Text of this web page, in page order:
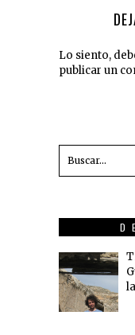
Lo siento,
publicar un